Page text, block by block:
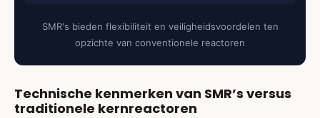
SMR's bieden flexibiliteit en veiligheidsvoordelen ten
opzichte van conventionele reactoren
Technische kenmerken van SMR’s versus
traditionele kernreactoren